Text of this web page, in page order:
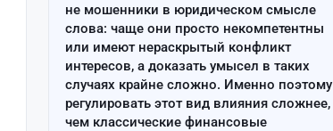
не мошенники в юридическом смысле
слова: чаще они просто некомпетентны
или имеют нераскрытый конфликт
интересов, а доказать умысел в таких
случаях крайне сложно. Именно поэтому
регулировать этот вид влияния сложнее,
чем классические финансовые